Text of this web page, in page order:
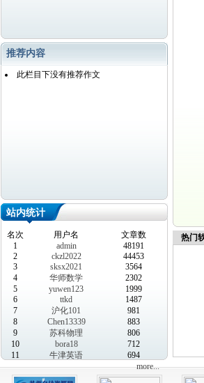
推荐内容
此栏目下没有推荐作文
站内统计
名次 用户名
文章数
1
admin
48191
2
ckzl2022
44453
3
sksx2021
3564
4
华师数学
2302
5
yuwen123
1999
6
ttkd
1487
7
沪化101
981
8
Chen13339
883
9
苏科物理
806
10
bora18
712
11
牛津英语
694
more...
热门